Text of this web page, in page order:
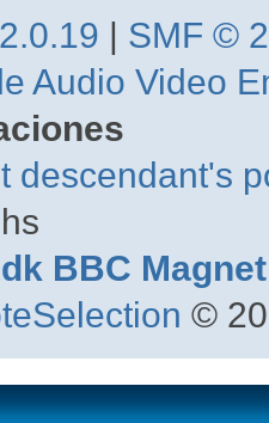
| SMF ©
Audio Video
descendant's
BBC Magnet
©